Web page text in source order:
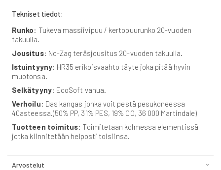
Tekniset tiedot:
Runko: Tukeva massiivipuu / kertopuurunko 20-vuoden
takuulla.
Jousitus: No-Zag teräsjousitus 20-vuoden takuulla.
Istuintyyny: HR35 erikoisvaahto täyte joka pitää hyvin
muotonsa.
Selkätyyny: EcoSoft vanua.
Verhoilu: Das kangas jonka voit pestä pesukoneessa
40asteessa.(50% PP, 31% PES, 19% CO, 36 000 Martindale)
Tuotteen toimitus: Toimitetaan kolmessa elementissä
jotka kiinnitetään helposti toisiinsa.
Arvostelut